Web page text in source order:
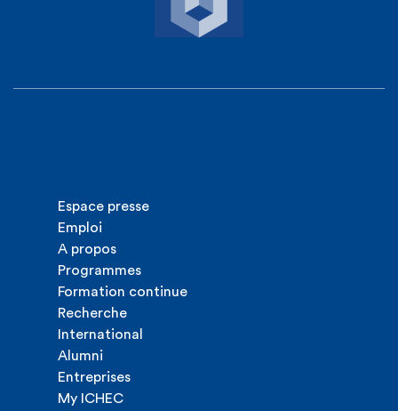
Espace presse
Emploi
A propos
Programmes
Formation continue
Recherche
International
Alumni
Entreprises
My ICHEC